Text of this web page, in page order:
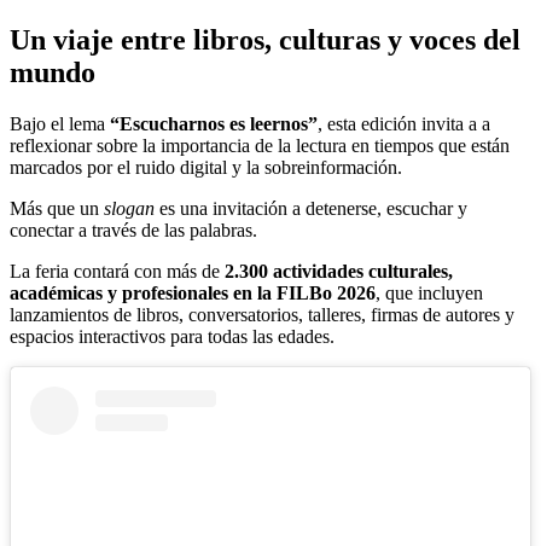
Un viaje entre libros, culturas y voces del
mundo
Bajo el lema “Escucharnos es leernos”, esta edición invita a a
reflexionar sobre la importancia de la lectura en tiempos que están
marcados por el ruido digital y la sobreinformación.
Más que un slogan es una invitación a detenerse, escuchar y
conectar a través de las palabras.
La feria contará con más de 2.300 actividades culturales,
académicas y profesionales en la FILBo 2026, que incluyen
lanzamientos de libros, conversatorios, talleres, firmas de autores y
espacios interactivos para todas las edades.